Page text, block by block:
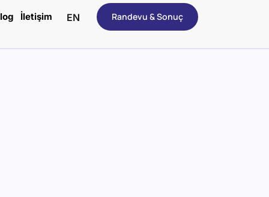
İletişim EN Randevu & Sonuç